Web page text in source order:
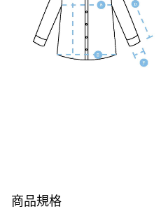
商品規格